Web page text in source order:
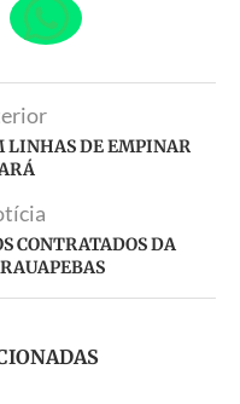
LINHAS DE EMPINAR
CONTRATADOS DA